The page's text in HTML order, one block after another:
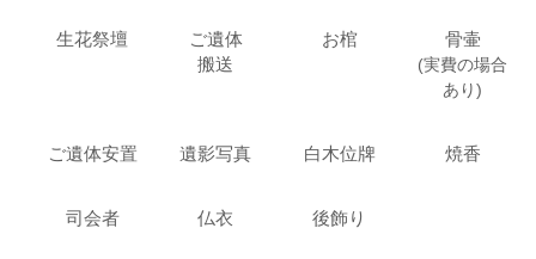
生花祭壇
ご遺体
搬送
お棺 骨壷
(実費の場合
あり)
ご遺体安置 遺影写真 白木位牌 焼香
司会者 仏衣 後飾り